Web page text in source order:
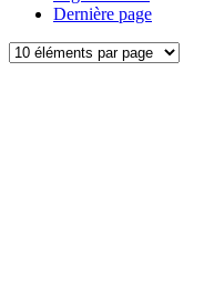
Dernière page